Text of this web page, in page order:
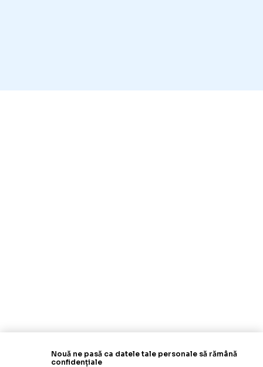
Nouă ne pasă ca datele tale personale să rămână
confidențiale